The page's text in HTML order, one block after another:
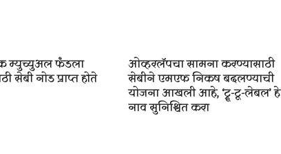
म्युच्युअल फंडला
सेबी नोड प्राप्त होते
ओव्हरलॅपचा सामना करण्यासाठी
सेबीने एमएफ निकष बदलण्याची
योजना आखली आहे, ‘ट्रू-टू-लेबल’ हे
नाव सुनिश्चित करा